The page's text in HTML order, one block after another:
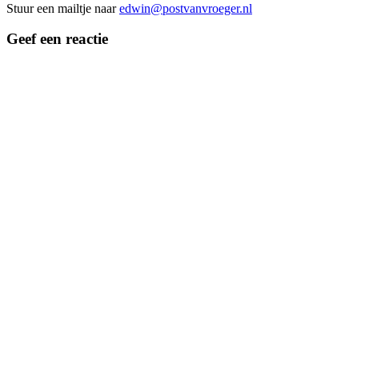
Stuur een mailtje naaredwin@postvanvroeger.nl
Geef een reactie